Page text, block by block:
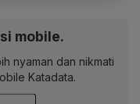
mobile.
nyaman dan nikmati
Katadata.